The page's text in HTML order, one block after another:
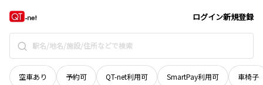
ログイン新規登録
空車あり 予約可 QT-net利用可 SmartPay利用可 車椅子
広島県